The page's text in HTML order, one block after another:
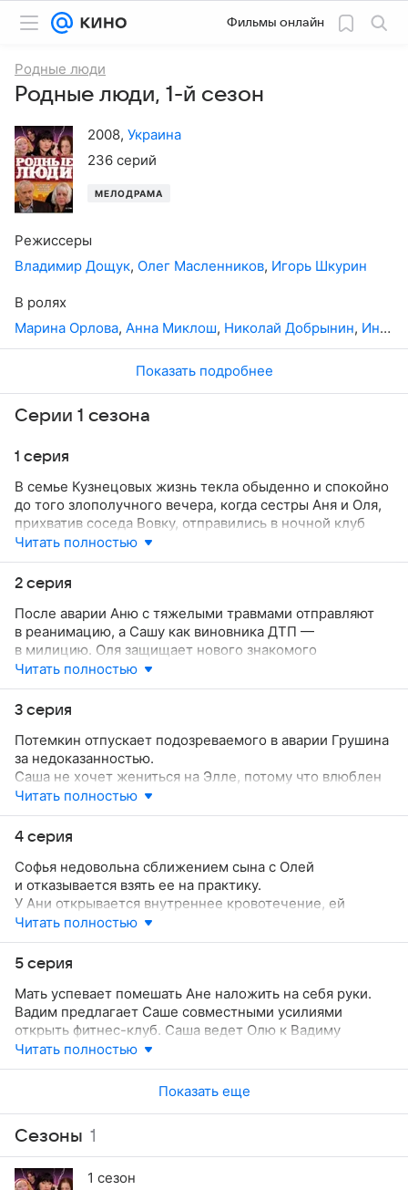
Фильмы онлайн
Родные люди
Родные люди, 1-й сезон
2008, Украина
236 серий
МЕЛОДРАМА
Режиссеры
Владимир Дощук, Олег Масленников, Игорь Шкурин
В ролях
Марина Орлова, Анна Миклош, Николай Добрынин, Инга Оболдина
Показать подробнее
Серии 1 сезона
1 серия
В семье Кузнецовых жизнь текла обыденно и спокойно
до того злополучного вечера, когда сестры Аня и Оля,
прихватив соседа Вовку, отправились в ночной клуб
на дискотеку. Там они познакомились с Сашей,
чем вызвали ревность Эллы, его бывшей подружки.
Брат Эллы Антон мстит за обиженную сестру
и подстраивает аварию: машина Саши попадает
в кювет.
Читать полностью
2 серия
После аварии Аню с тяжелыми травмами отправляют
в реанимацию, а Сашу как виновника ДТП —
в милицию. Оля защищает нового знакомого
перед отцом.
Софья, узнав о ссоре сына с Антоном, выпроваживает
Эллу из дома. Затем она просит любовника, майора
Потемкина, вызволить Сашу из милиции. В это время
клиент Грушин сообщает женщине о своем
недовольстве деловыми отношениями с ее компанией.
Читать полностью
3 серия
Потемкин отпускает подозреваемого в аварии Грушина
за недоказанностью.
Саша не хочет жениться на Элле, потому что влюблен
в Олю. Но, виня себя за все случившееся с Аней,
он приносит ей в больницу цветы. Девушка приходит
в себя — она по-настоящему счастлива видеть Сашу
рядом. Ей становится ясно, что главное в жизни
не карьера, а семья и дети.
Читать полностью
4 серия
Софья недовольна сближением сына с Олей
и отказывается взять ее на практику.
У Ани открывается внутреннее кровотечение, ей
срочно делают операцию. Теперь девушка не сможет
иметь детей. Родители решают сохранить это в тайне,
но их дочь узнает обо всем из разговора медсестер
и незаметно берет в кабинете Елизаветы Максимовны
пузырек со снотворным.
Читать полностью
5 серия
Мать успевает помешать Ане наложить на себя руки.
Вадим предлагает Саше совместными усилиями
открыть фитнес-клуб. Саша ведет Олю к Вадиму
на вечеринку. Улучив момент, он пытается затащить
девушку в постель, но получает отпор. Оля уходит.
Оскорбленный ее отказом, Александр едет в больницу
Читать полностью
Показать еще
Сезоны 1
1 сезон